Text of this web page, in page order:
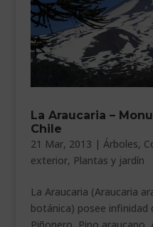
DECORACIÓN
HORARIO GARDEN
___________________________
VEURE EN CATALÀ
La Araucaria –
Chile
21 Mar, 2013 | Árboles,
exterior, Plantas y jardín
La Araucaria (Araucaria
botánica) posee infinidad